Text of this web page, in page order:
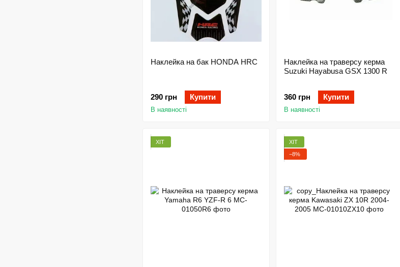
Наклейка на бак HONDA HRC
290 грн Купити
В наявності
Наклейка на траверсу керма
Suzuki Hayabusa GSX 1300 R
360 грн Купити
В наявності
ХІТ
ХІТ
−8%